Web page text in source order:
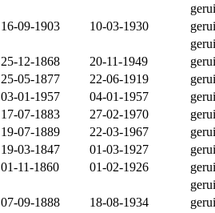
16-09-1903 10-03-1930
25-12-1868 20-11-1949
25-05-1877 22-06-1919
03-01-1957 04-01-1957
17-07-1883 27-02-1970
19-07-1889 22-03-1967
19-03-1847 01-03-1927
01-11-1860 01-02-1926
07-09-1888 18-08-1934